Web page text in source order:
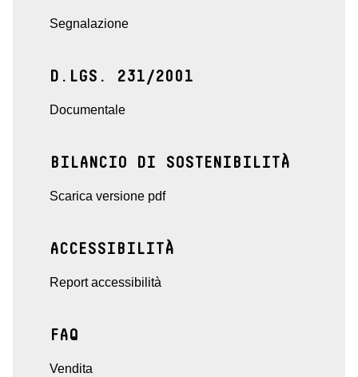
Segnalazione
D.LGS. 231/2001
Documentale
BILANCIO DI SOSTENIBILITÀ
Scarica versione pdf
ACCESSIBILITÀ
Report accessibilità
FAQ
Vendita